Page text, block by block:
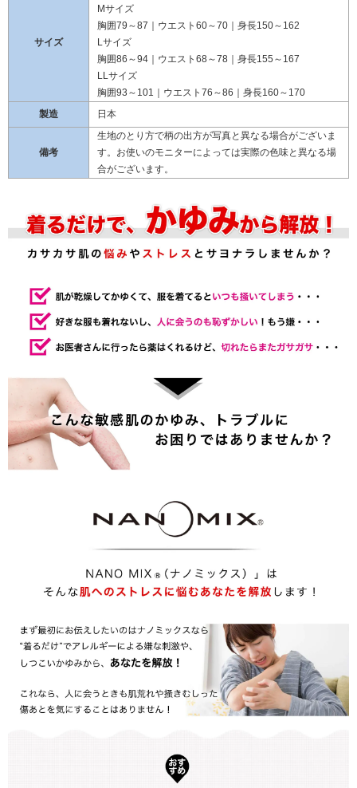
サイズ
Mサイズ
胸囲79～87｜ウエスト60～70｜身長150～162
Lサイズ
胸囲86～94｜ウエスト68～78｜身長155～167
LLサイズ
胸囲93～101｜ウエスト76～86｜身長160～170
製造
日本
備考
生地のとり方で柄の出方が写真と異なる場合がございま
す。お使いのモニターによっては実際の色味と異なる場
合がございます。